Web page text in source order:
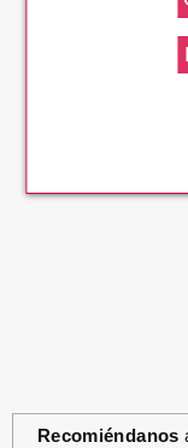
Recomiéndanos